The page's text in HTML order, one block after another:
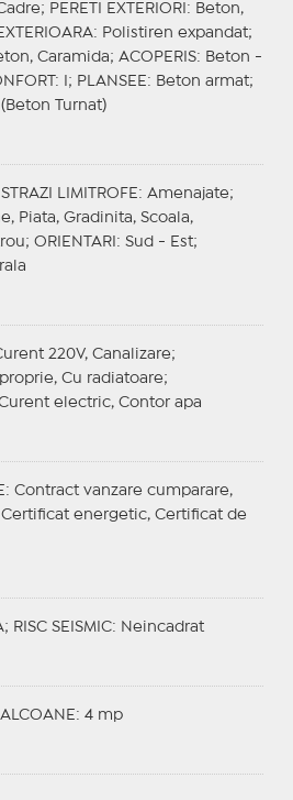
PERETI EXTERIORI : Beton,
: Polistiren expandat;
Caramida; ACOPERIS: Beton -
: I; PLANSEE : Beton armat;
Turnat)
STRAZI LIMITROFE : Amenajate;
Piata, Gradinita, Scoala,
ORIENTARI : Sud - Est;
220V, Canalizare;
Cu radiatoare;
electric, Contor apa
: Contract vanzare cumparare,
energetic, Certificat de
RISC SEISMIC: Neincadrat
4 mp